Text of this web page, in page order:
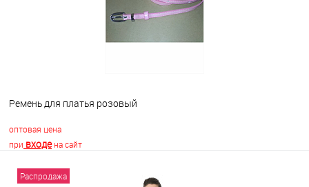
Ремень для платья розовый
оптовая цена
при входена сайт
В корзину
Распродажа